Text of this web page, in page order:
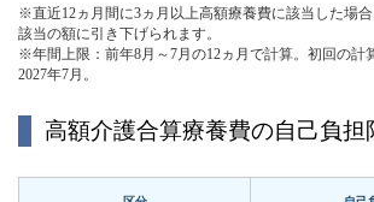
※直近12ヵ月間に3ヵ月以上高額療養費に該当した場
該当の額に引き下げられます。
※年間上限：前年8月～7月の12ヵ月で計算。初回の計
2027年7月。
高額介護合算療養費の自己負担